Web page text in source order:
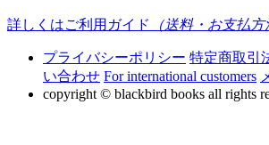
詳しくはご利用ガイド （送料・お支払方
プライバシーポリシー 特定商取引
い合わせ For international customers
copyright © blackbird books all rights